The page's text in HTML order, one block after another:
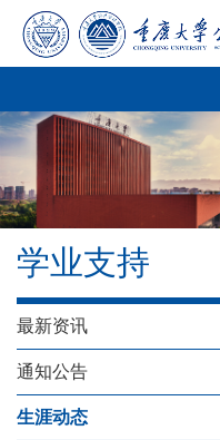
学业支持
最新资讯
通知公告
生涯动态